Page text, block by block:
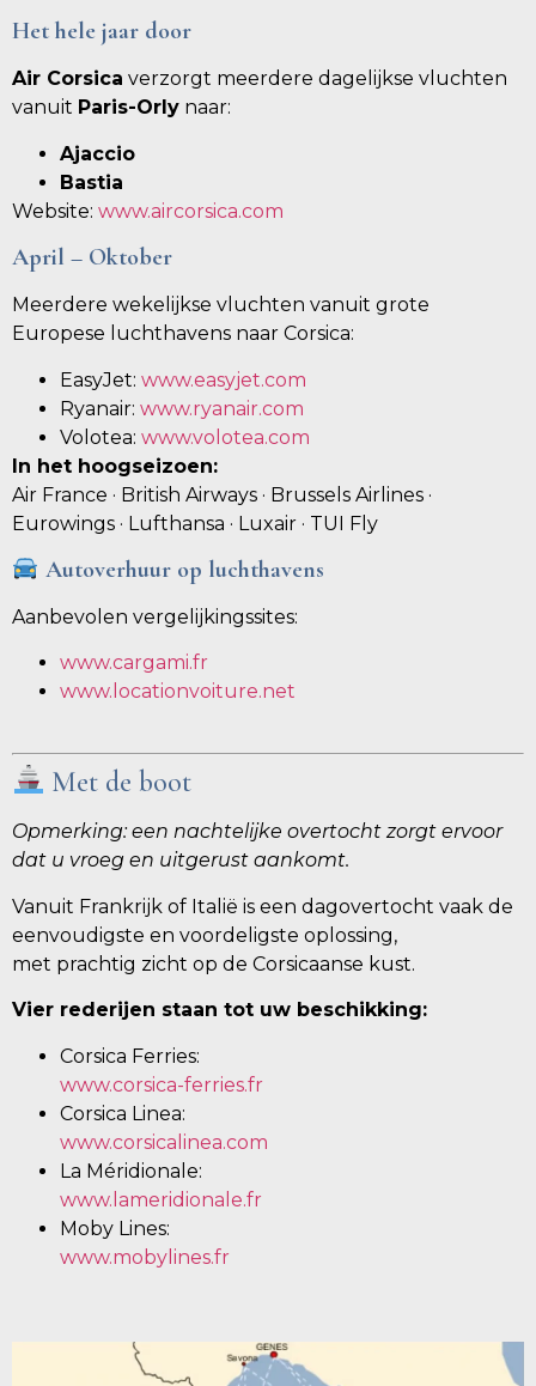
Het hele jaar door
Air Corsica verzorgt meerdere dagelijkse vluchten
vanuit Paris-Orly naar:
Ajaccio
Bastia
Website: www.aircorsica.com
April – Oktober
Meerdere wekelijkse vluchten vanuit grote
Europese luchthavens naar Corsica:
EasyJet: www.easyjet.com
Ryanair: www.ryanair.com
Volotea: www.volotea.com
In het hoogseizoen:
Air France · British Airways · Brussels Airlines ·
Eurowings · Lufthansa · Luxair · TUI Fly
Autoverhuur op luchthavens
Aanbevolen vergelijkingssites:
www.cargami.fr
www.locationvoiture.net
Met de boot
Opmerking: een nachtelijke overtocht zorgt ervoor
dat u vroeg en uitgerust aankomt.
Vanuit Frankrijk of Italië is een dagovertocht vaak de
eenvoudigste en voordeligste oplossing,
met prachtig zicht op de Corsicaanse kust.
Vier rederijen staan tot uw beschikking:
Corsica Ferries:
www.corsica-ferries.fr
Corsica Linea:
www.corsicalinea.com
La Méridionale:
www.lameridionale.fr
Moby Lines:
www.mobylines.fr